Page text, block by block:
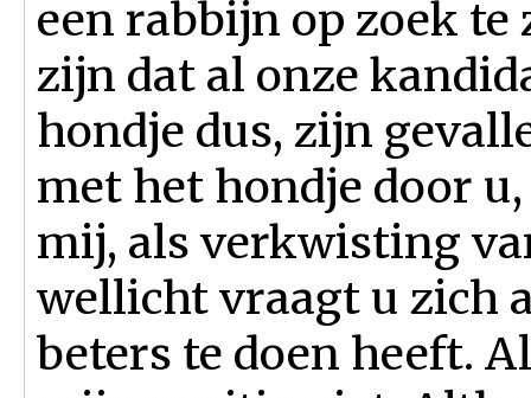
een rabbijn op zoek
zijn dat al onze
hondje dus, zijn
met het hondje door
mij, als verkwisting
wellicht vraagt u zich
beters te doen heeft.